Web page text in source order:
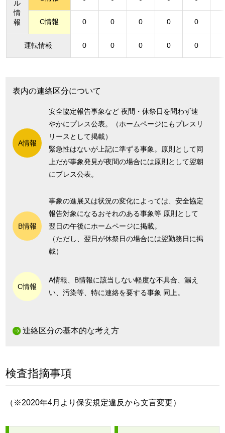
ル
情
報
C情報 0 0 0 0 0
運転情報 0 0 0 0 0
表内の連絡区分について
A情報
安全協定報告事象など 夜間・休祭日を問わず速
やかにプレス公表。（ホームページにもプレスリ
リースとして掲載）
緊急性はないが上記に準ずる事象。原則として同
上だが事象発見が夜間の場合には原則として翌朝
にプレス公表。
B情報
事象の進展又は状況の変化によっては、安全協定
報告対象になるおそれのある事象等 原則として
翌日の午後にホームページに掲載。
（ただし、翌日が休祭日の場合には翌勤務日に掲
載）
C情報
A情報、B情報に該当しない軽度な不具合、漏え
い、汚染等、特に連絡を要する事象 同上。
連絡区分の基本的な考え方
検査指摘事項
（※2020年4月より保安規定違反から文言変更）